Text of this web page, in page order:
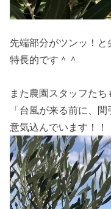
先端部分がツンッ！と
特長的です＾＾
また農園スタッフたち
「台風が来る前に、
意気込んでいます！！